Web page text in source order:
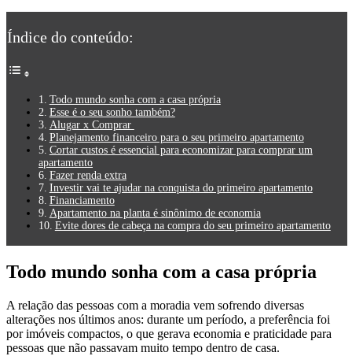
Índice do conteúdo:
Todo mundo sonha com a casa própria
Esse é o seu sonho também?
Alugar x Comprar
Planejamento financeiro para o seu primeiro apartamento
Cortar custos é essencial para economizar para comprar um
apartamento
Fazer renda extra
Investir vai te ajudar na conquista do primeiro apartamento
Financiamento
Apartamento na planta é sinônimo de economia
Evite dores de cabeça na compra do seu primeiro apartamento
Todo mundo sonha com a casa própria
A relação das pessoas com a moradia vem sofrendo diversas
alterações nos últimos anos: durante um período, a preferência foi
por imóveis compactos, o que gerava economia e praticidade para
pessoas que não passavam muito tempo dentro de casa.